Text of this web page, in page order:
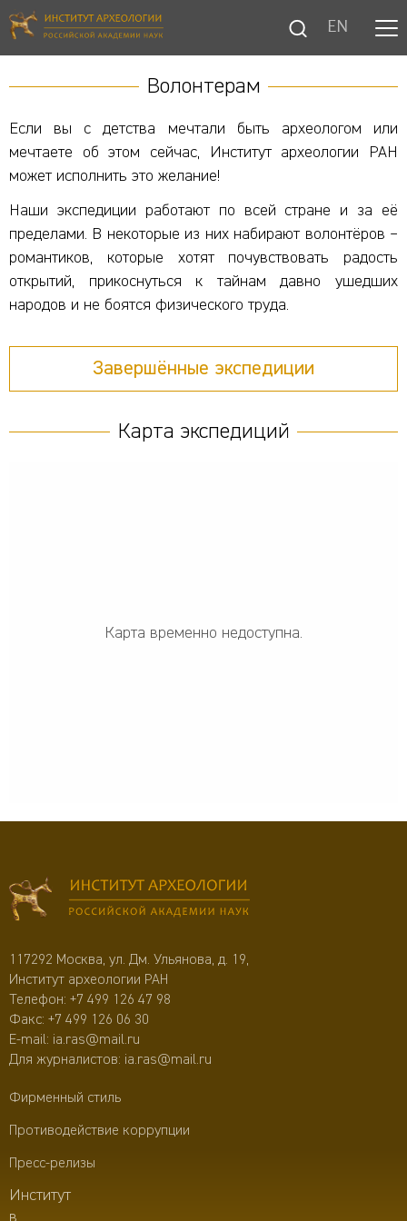
EN
Волонтерам
Если вы с детства мечтали быть археологом или
мечтаете об этом сейчас, Институт археологии РАН
может исполнить это желание!
Наши экспедиции работают по всей стране и за её
пределами. В некоторые из них набирают волонтёров –
романтиков, которые хотят почувствовать радость
открытий, прикоснуться к тайнам давно ушедших
народов и не боятся физического труда.
Завершённые экспедиции
Карта экспедиций
Карта временно недоступна.
117292 Москва, ул. Дм. Ульянова, д. 19,
Институт археологии РАН
Телефон: +7 499 126 47 98
Факс: +7 499 126 06 30
E-mail: ia.ras@mail.ru
Для журналистов: ia.ras@mail.ru
Фирменный стиль
Противодействие коррупции
Пресс-релизы
Институт
в